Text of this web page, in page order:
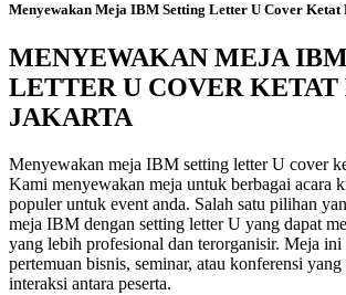
Menyewakan Meja IBM Setting Letter U Cover
MENYEWAKAN MEJA
LETTER U COVER
JAKARTA
Menyewakan meja IBM setting letter U cover
Kami menyewakan meja untuk berbagai acara
populer untuk event anda. Salah satu pilihan
meja IBM dengan setting letter U yang dapat
yang lebih profesional dan terorganisir. Meja
pertemuan bisnis, seminar, atau konferensi
interaksi antara peserta.